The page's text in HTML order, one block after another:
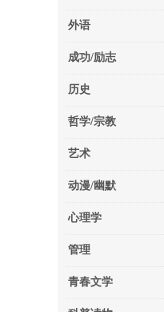
外语
成功/励志
历史
哲学/宗教
艺术
动漫/幽默
心理学
管理
青春文学